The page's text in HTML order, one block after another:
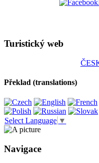
Turistický web
Překlad (translations)
Select Language ▼
Navigace